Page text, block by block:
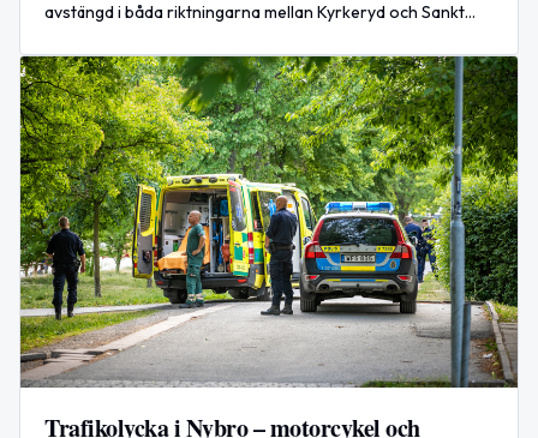
avstängd i båda riktningarna mellan Kyrkeryd och Sankt
Trafikolycka i Nybro – motorcykel och